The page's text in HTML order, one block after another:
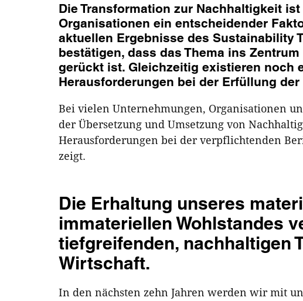
Die Transformation zur Nachhaltigkeit
Organisationen ein entscheidender
aktuellen Ergebnisse des Sustainability
bestätigen, dass das Thema ins
gerückt ist. Gleichzeitig existieren noch
Herausforderungen bei der Erfüllung
Bei vielen Unternehmungen, Organisationen
der Übersetzung und Umsetzung von
Herausforderungen bei der verpflichtenden
zeigt.
Die Erhaltung unseres
immateriellen Wohlstandes
tiefgreifenden, nachhaltigen
Wirtschaft.
In den nächsten zehn Jahren werden wir mit